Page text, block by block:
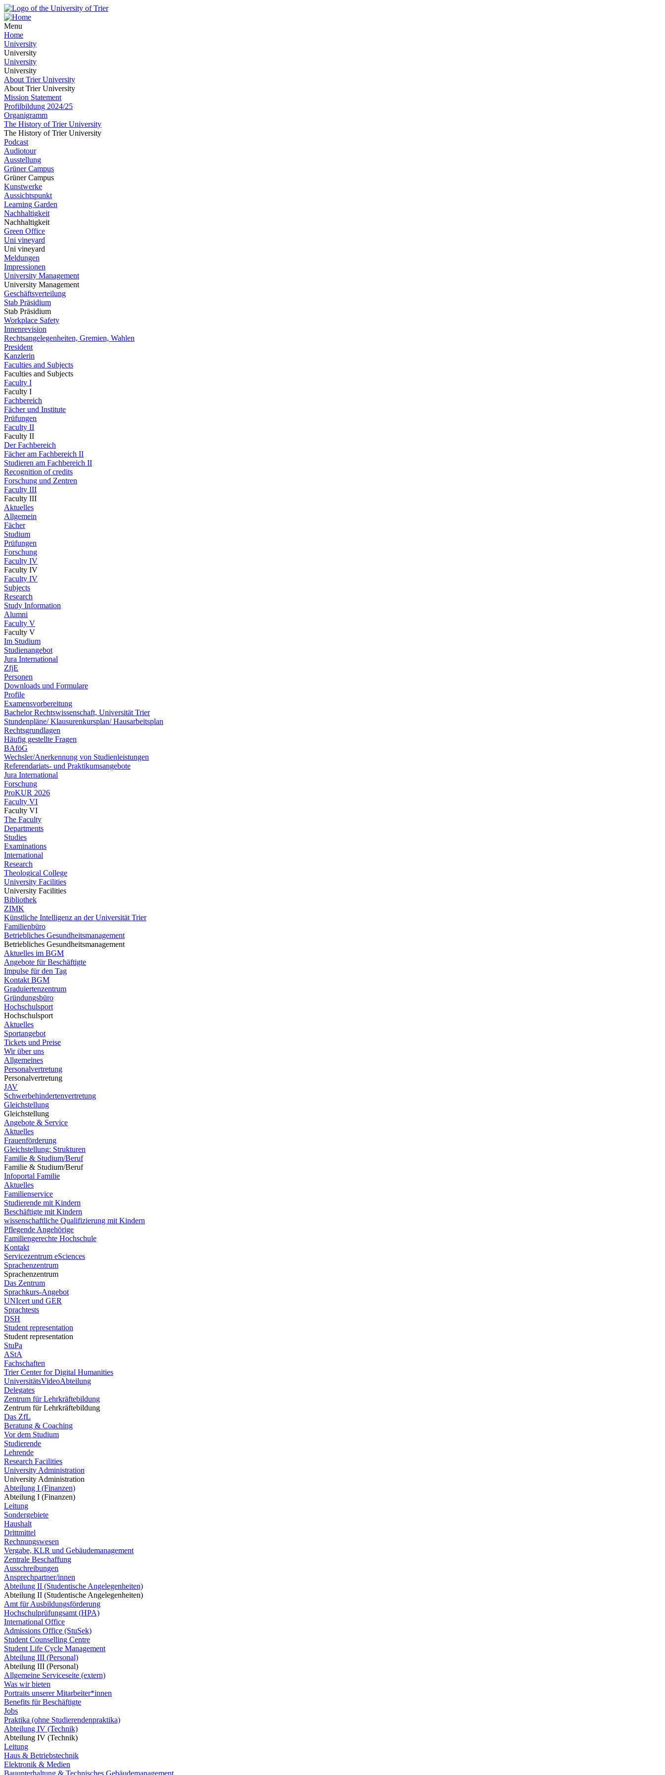
Menu
Home
University
University
University
University
About Trier University
About Trier University
Mission Statement
Profilbildung 2024/25
Organigramm
The History of Trier University
The History of Trier University
Podcast
Audiotour
Ausstellung
Grüner Campus
Grüner Campus
Kunstwerke
Aussichtspunkt
Learning Garden
Nachhaltigkeit
Nachhaltigkeit
Green Office
Uni vineyard
Uni vineyard
Meldungen
Impressionen
University Management
University Management
Geschäftsverteilung
Stab Präsidium
Stab Präsidium
Workplace Safety
Innenrevision
Rechtsangelegenheiten, Gremien, Wahlen
President
Kanzlerin
Faculties and Subjects
Faculties and Subjects
Faculty I
Faculty I
Fachbereich
Fächer und Institute
Prüfungen
Faculty II
Faculty II
Der Fachbereich
Fächer am Fachbereich II
Studieren am Fachbereich II
Recognition of credits
Forschung und Zentren
Faculty III
Faculty III
Aktuelles
Allgemein
Fächer
Studium
Prüfungen
Forschung
Faculty IV
Faculty IV
Faculty IV
Subjects
Research
Study Information
Alumni
Faculty V
Faculty V
Im Studium
Studienangebot
Jura International
ZfjE
Personen
Downloads und Formulare
Profile
Examensvorbereitung
Bachelor Rechtswissenschaft, Universität Trier
Stundenpläne/ Klausurenkursplan/ Hausarbeitsplan
Rechtsgrundlagen
Häufig gestellte Fragen
BAföG
Wechsler/Anerkennung von Studienleistungen
Referendariats- und Praktikumsangebote
Jura International
Forschung
ProKUR 2026
Faculty VI
Faculty VI
The Faculty
Departments
Studies
Examinations
International
Research
Theological College
University Facilities
University Facilities
Bibliothek
ZIMK
Künstliche Intelligenz an der Universität Trier
Familienbüro
Betriebliches Gesundheitsmanagement
Betriebliches Gesundheitsmanagement
Aktuelles im BGM
Angebote für Beschäftigte
Impulse für den Tag
Kontakt BGM
Graduiertenzentrum
Gründungsbüro
Hochschulsport
Hochschulsport
Aktuelles
Sportangebot
Tickets und Preise
Wir über uns
Allgemeines
Personalvertretung
Personalvertretung
JAV
Schwerbehindertenvertretung
Gleichstellung
Gleichstellung
Angebote & Service
Aktuelles
Frauenförderung
Gleichstellung: Strukturen
Familie & Studium/Beruf
Familie & Studium/Beruf
Infoportal Familie
Aktuelles
Familienservice
Studierende mit Kindern
Beschäftigte mit Kindern
wissenschaftliche Qualifizierung mit Kindern
Pflegende Angehörige
Familiengerechte Hochschule
Kontakt
Servicezentrum eSciences
Sprachenzentrum
Sprachenzentrum
Das Zentrum
Sprachkurs-Angebot
UNIcert und GER
Sprachtests
DSH
Student representation
Student representation
StuPa
AStA
Fachschaften
Trier Center for Digital Humanities
UniversitätsVideoAbteilung
Delegates
Zentrum für Lehrkräftebildung
Zentrum für Lehrkräftebildung
Das ZfL
Beratung & Coaching
Vor dem Studium
Studierende
Lehrende
Research Facilities
University Administration
University Administration
Abteilung I (Finanzen)
Abteilung I (Finanzen)
Leitung
Sondergebiete
Haushalt
Drittmittel
Rechnungswesen
Vergabe, KLR und Gebäudemanagement
Zentrale Beschaffung
Ausschreibungen
Ansprechpartner/innen
Abteilung II (Studentische Angelegenheiten)
Abteilung II (Studentische Angelegenheiten)
Amt für Ausbildungsförderung
Hochschulprüfungsamt (HPA)
International Office
Admissions Office (StuSek)
Student Counselling Centre
Student Life Cycle Management
Abteilung III (Personal)
Abteilung III (Personal)
Allgemeine Serviceseite (extern)
Was wir bieten
Portraits unserer Mitarbeiter*innen
Benefits für Beschäftigte
Jobs
Praktika (ohne Studierendenpraktika)
Abteilung IV (Technik)
Abteilung IV (Technik)
Leitung
Haus & Betriebstechnik
Elektronik & Medien
Bauunterhaltung & Technisches Gebäudemanagement